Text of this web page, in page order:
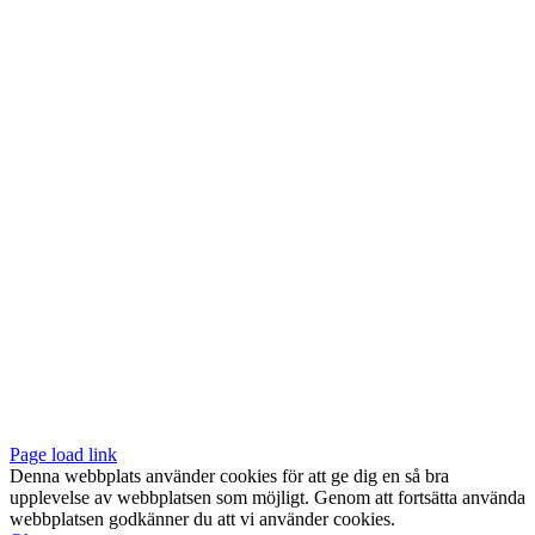
Page load link
Denna webbplats använder cookies för att ge dig en så bra
upplevelse av webbplatsen som möjligt. Genom att fortsätta använda
webbplatsen godkänner du att vi använder cookies.